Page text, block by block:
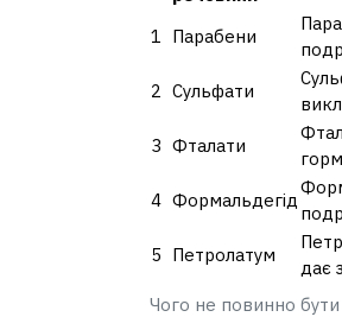
Чого не повинно
1 Парабени
2 Сульфати
3 Фталати
4 Формальдегід
5 Петролатум
дає